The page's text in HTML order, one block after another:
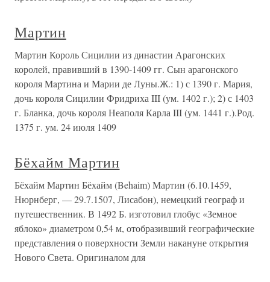
Мартин
Мартин Король Сицилии из династии Арагонских
королей, правивший в 1390-1409 гг. Сын арагонского
короля Mapтина и Марии де Луны.Ж.: 1) с 1390 г. Мария,
дочь короля Сицилии Фридриха III (ум. 1402 г.); 2) с 1403
г. Бланка, дочь короля Неаполя Карла III (ум. 1441 г.).Род.
1375 г. ум. 24 июля 1409
Бёхайм Мартин
Бёхайм Мартин Бёхайм (Behaim) Мартин (6.10.1459,
Нюрнберг, — 29.7.1507, Лисабон), немецкий географ и
путешественник. В 1492 Б. изготовил глобус «Земное
яблоко» диаметром 0,54 м, отобразивший географические
представления о поверхности Земли накануне открытия
Нового Света. Оригиналом для